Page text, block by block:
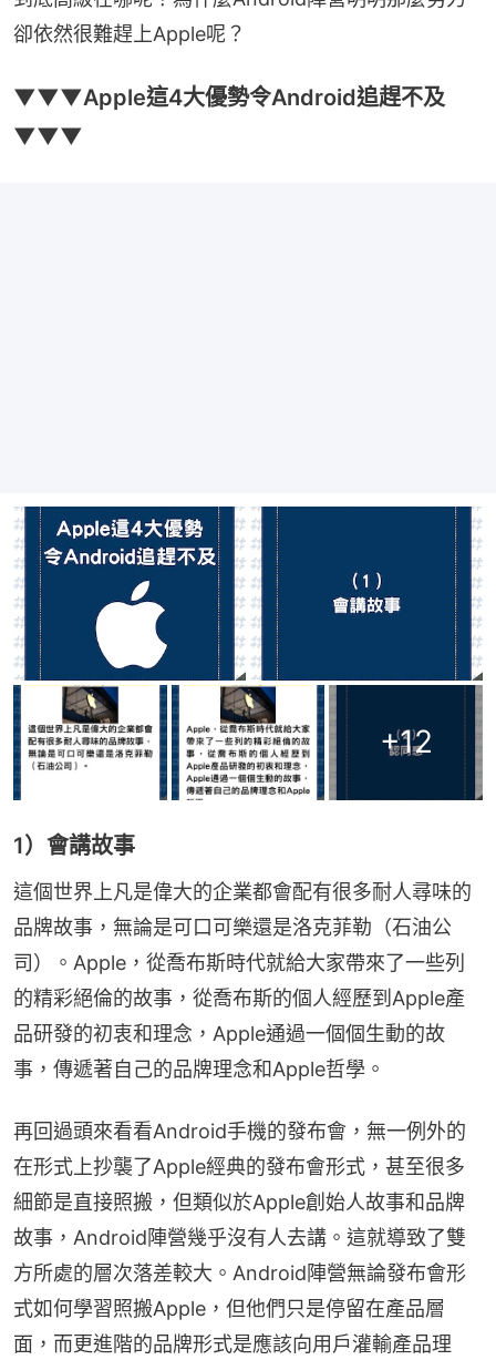
卻依然很難趕上Apple呢？
▼▼▼Apple這4大優勢令Android追趕不及
▼▼▼
+12
1）會講故事
這個世界上凡是偉大的企業都會配有很多耐人尋味的
品牌故事，無論是可口可樂還是洛克菲勒（石油公
司）。Apple，從喬布斯時代就給大家帶來了一些列
的精彩絕倫的故事，從喬布斯的個人經歷到Apple產
品研發的初衷和理念，Apple通過一個個生動的故
事，傳遞著自己的品牌理念和Apple哲學。
再回過頭來看看Android手機的發布會，無一例外的
在形式上抄襲了Apple經典的發布會形式，甚至很多
細節是直接照搬，但類似於Apple創始人故事和品牌
故事，Android陣營幾乎沒有人去講。這就導致了雙
方所處的層次落差較大。Android陣營無論發布會形
式如何學習照搬Apple，但他們只是停留在產品層
面，而更進階的品牌形式是應該向用戶灌輸產品理